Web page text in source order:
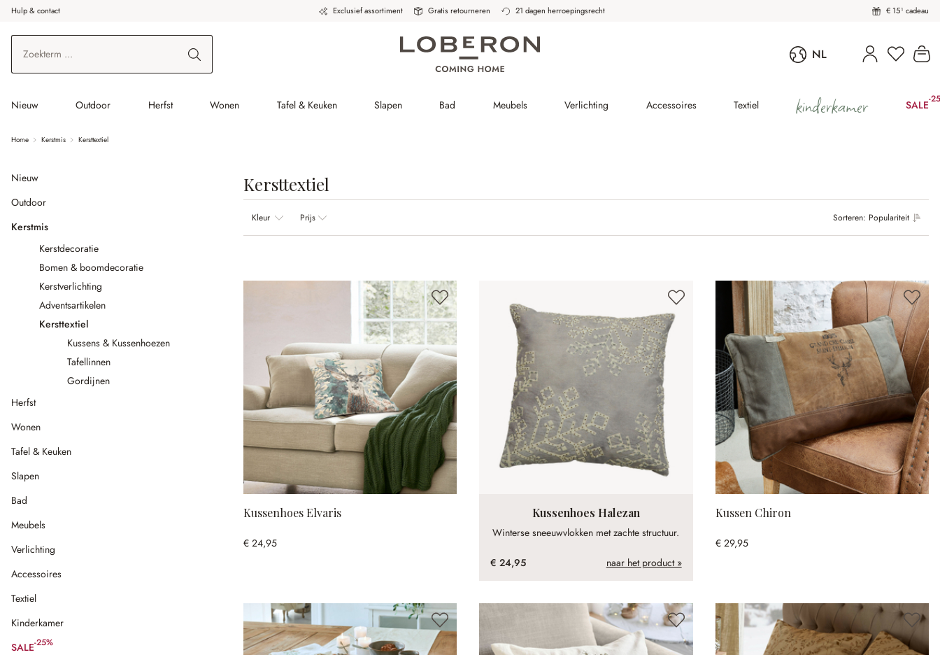
de hoofdinhoud
Ga naar zoeken
Ga naar de hoofdnavigatie
Hulp & contact Exclusief assortiment Gratis retourneren 21 dagen herroepingsrecht € 15¹ cadeau
NL
Nieuw Outdoor Herfst Wonen Tafel & Keuken Slapen Bad Meubels Verlichting Accessoires Textiel kinderkamer SALE-
Home Kerstmis Kersttextiel
Nieuw
Outdoor
Kerstmis
Kerstdecoratie
Bomen & boomdecoratie
Kerstverlichting
Adventsartikelen
Kersttextiel
Kussens & Kussenhoezen
Tafellinnen
Gordijnen
Herfst
Wonen
Tafel & Keuken
Slapen
Bad
Meubels
Verlichting
Accessoires
Textiel
Kinderkamer
SALE-25%
(25% gespart)
Kersttextiel
Sorteren: Populariteit
Kleur Prijs
Kussenhoes Elvaris
€ 24,95
Kussenhoes Halezan
Winterse sneeuwvlokken met zachte structuur.
€ 24,95 naar het product »
Kussen Chiron
€ 29,95